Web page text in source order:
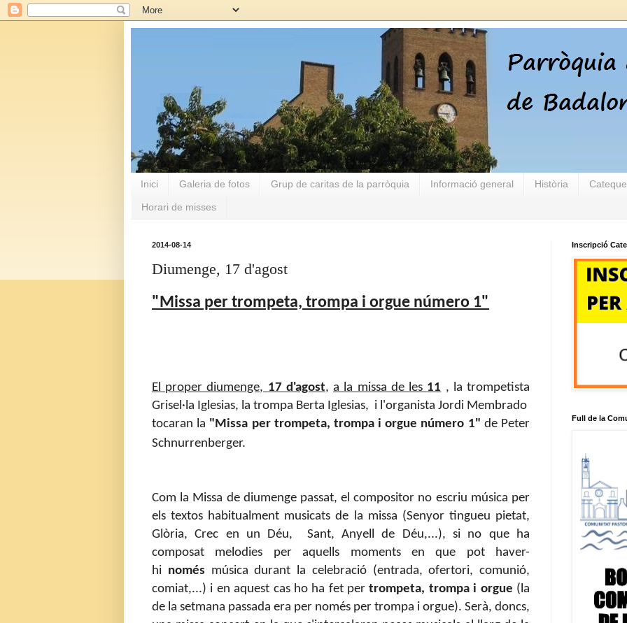
Inici Galeria de fotos Grup de caritas de la parròquia Informació general Història
Horari de misses
2014-08-14
Diumenge, 17 d'agost
"Missa per trompeta, trompa i orgue número 1"
El proper diumenge, 17 d'agost,a la missa de les 11 , la trompetista
Grisel·la Iglesias, la trompa Berta Iglesias, i l'organista Jordi Membrado
tocaran la "Missa per trompeta, trompa i orgue número 1" de Peter
Schnurrenberger.
Com la Missa de diumenge passat, el compositor no escriu música per
els textos habitualment musicats de la missa (Senyor tingueu pietat,
Glòria, Crec en un Déu, Sant, Anyell de Déu,...), si no que ha
composat melodies per aquells moments en que pot haver-
hi només música durant la celebració (entrada, ofertori, comunió,
comiat,...) i en aquest cas ho ha fet per trompeta, trompa i orgue (la
de la setmana passada era per només per trompa i orgue). Serà, doncs,
Inscripció
Full de la